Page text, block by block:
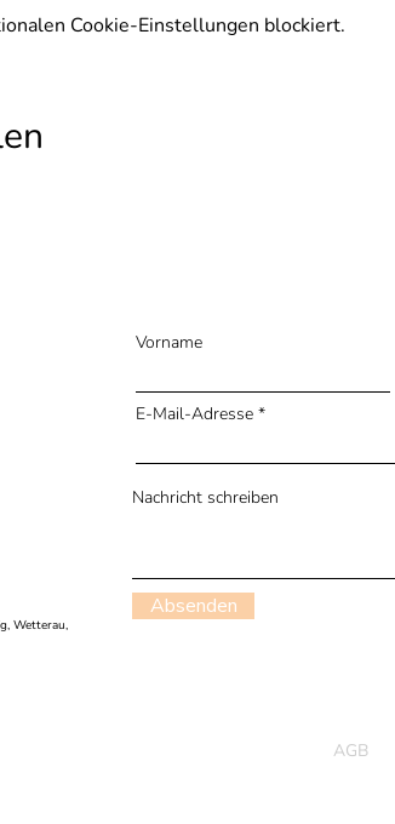
Cookie-Einstellungen blockiert.
Wetterau,
Vorname
E-Mail-Adresse
Nachricht schreiben
Absenden
AGB